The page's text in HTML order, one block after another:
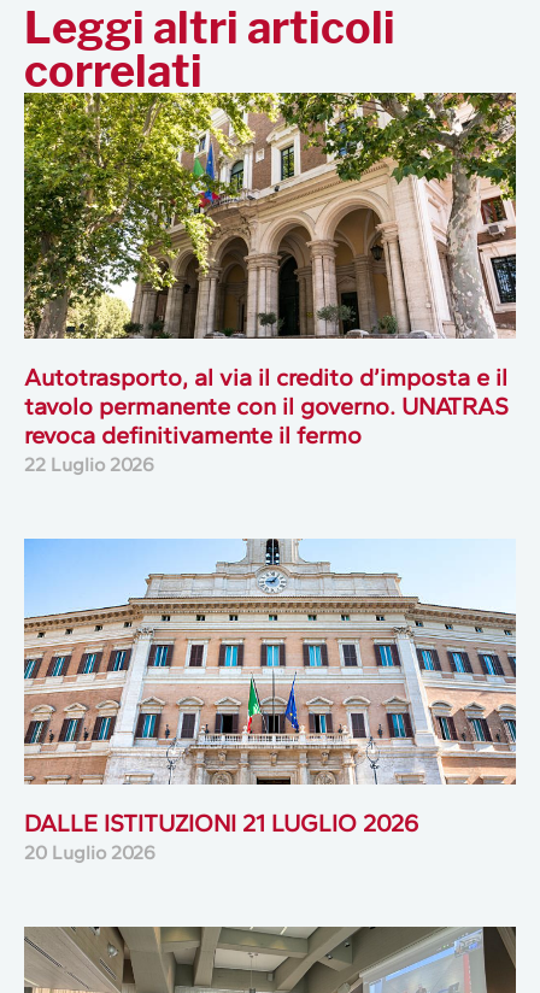
Leggi altri articoli
correlati
Autotrasporto, al via il credito d’imposta e il
tavolo permanente con il governo. UNATRAS
revoca definitivamente il fermo
22 Luglio 2026
DALLE ISTITUZIONI 21 LUGLIO 2026
20 Luglio 2026